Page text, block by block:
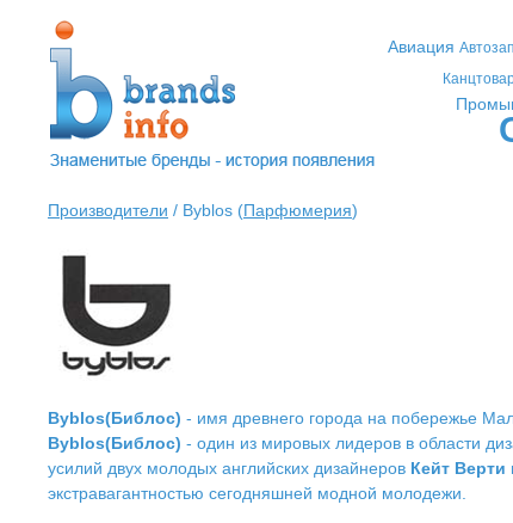
Авиация
Производители / Byblos (Парфюмерия)
Byblos(Библос) - имя древнего города на побережье
Byblos(Библос) - один из мировых лидеров в области
усилий двух молодых английских дизайнеров Кейт Верти
экстравагантностью сегодняшней модной молодежи.